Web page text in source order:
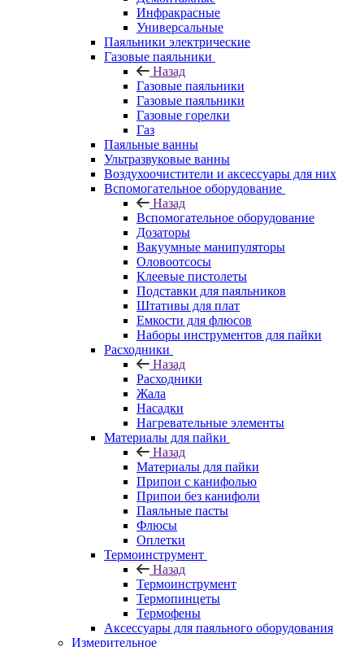
Инфракрасные
Универсальные
Паяльники электрические
Газовые паяльники
Назад
Газовые паяльники
Газовые паяльники
Газовые горелки
Газ
Паяльные ванны
Ультразвуковые ванны
Воздухоочистители и аксессуары для них
Вспомогательное оборудование
Назад
Вспомогательное оборудование
Дозаторы
Вакуумные манипуляторы
Оловоотсосы
Клеевые пистолеты
Подставки для паяльников
Штативы для плат
Емкости для флюсов
Наборы инструментов для пайки
Расходники
Назад
Расходники
Жала
Насадки
Нагревательные элементы
Материалы для пайки
Назад
Материалы для пайки
Припои с канифолью
Припои без канифоли
Паяльные пасты
Флюсы
Оплетки
Термоинструмент
Назад
Термоинструмент
Термопинцеты
Термофены
Аксессуары для паяльного оборудования
Измерительное